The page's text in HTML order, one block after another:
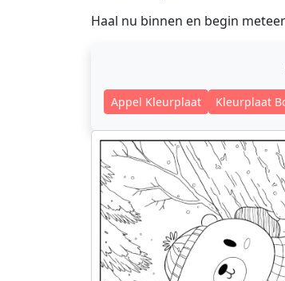
Haal nu binnen en begin
Appel Kleurplaat Kleurplaat